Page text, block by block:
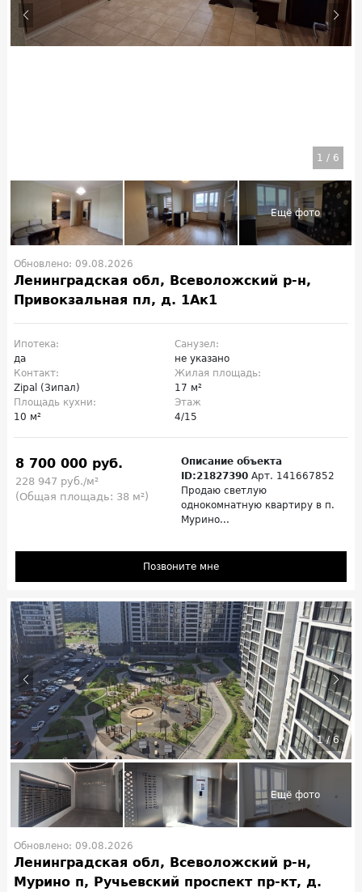
1 / 6
Обновлено: 09.08.2026
Ленинградская обл, Всеволожский р-н,
Привокзальная пл, д. 1Ак1
Ипотека:
да
Санузел:
не указано
Контакт:
Zipal (Зипал)
Жилая площадь:
17 м²
Площадь кухни:
10 м²
Этаж
4/15
8 700 000 руб.
228 947 руб./м²
(Общая площадь: 38 м²)
Описание объекта
ID:21827390 Арт. 141667852
Продаю светлую
однокомнатную квартиру в п.
Мурино...
Позвоните мне
1/6
Обновлено: 09.08.2026
Ленинградская обл, Всеволожский р-н,
Мурино п, Ручьевский проспект пр-кт, д.